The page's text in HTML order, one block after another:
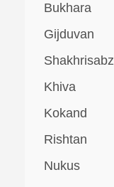
Bukhara
Gijduvan
Shakhrisabz
Khiva
Kokand
Rishtan
Nukus